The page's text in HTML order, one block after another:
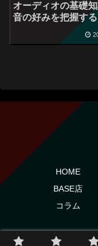
オーディオの基礎
音の好みを把握す
HOME
BASE店
コラム
©